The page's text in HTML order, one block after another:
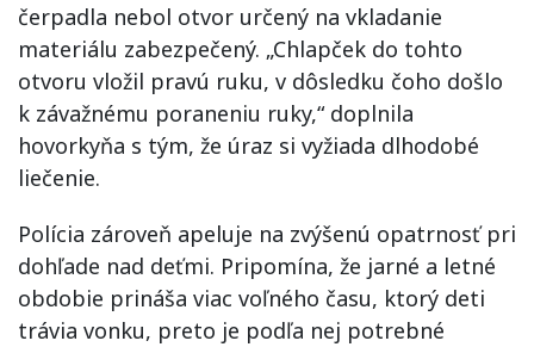
čerpadla nebol otvor určený na vkladanie
materiálu zabezpečený. „Chlapček do tohto
otvoru vložil pravú ruku, v dôsledku čoho došlo
k závažnému poraneniu ruky,“ doplnila
hovorkyňa s tým, že úraz si vyžiada dlhodobé
liečenie.
Polícia zároveň apeluje na zvýšenú opatrnosť pri
dohľade nad deťmi. Pripomína, že jarné a letné
obdobie prináša viac voľného času, ktorý deti
trávia vonku, preto je podľa nej potrebné